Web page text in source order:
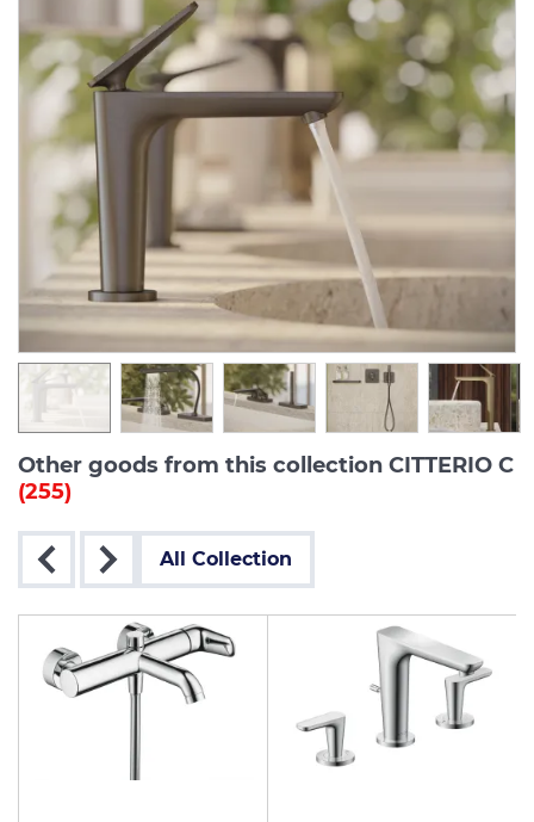
Other goods from this collection CITTERIO C
(255)
All Collection